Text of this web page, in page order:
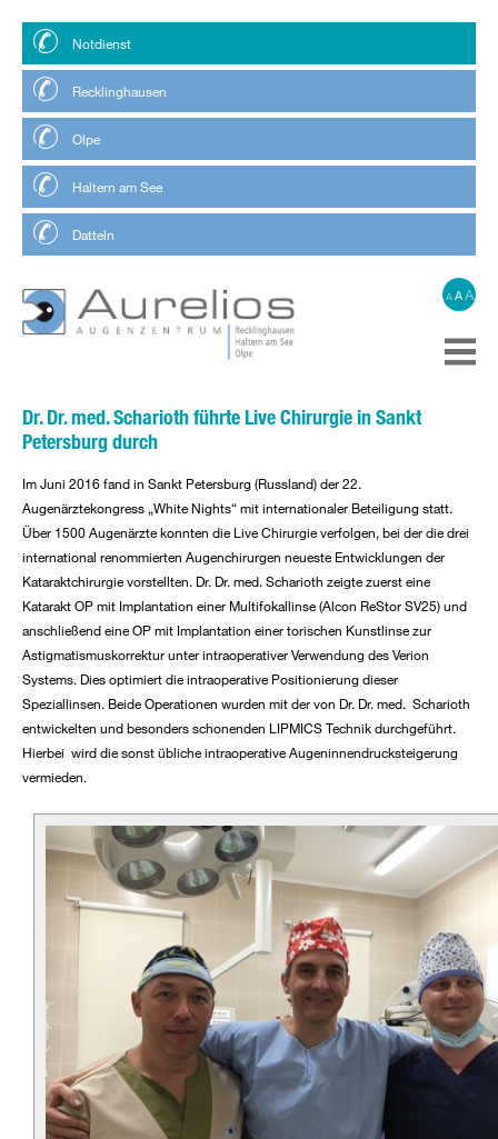
Notdienst
Recklinghausen
Olpe
Haltern am See
Datteln
A AA
Dr. Dr. med. Scharioth führte Live Chirurgie in Sankt
Petersburg durch
Im Juni 2016 fand in Sankt Petersburg (Russland) der 22.
Augenärztekongress „White Nights“ mit internationaler Beteiligung statt.
Über 1500 Augenärzte konnten die Live Chirurgie verfolgen, bei der die drei
international renommierten Augenchirurgen neueste Entwicklungen der
Kataraktchirurgie vorstellten. Dr. Dr. med. Scharioth zeigte zuerst eine
Katarakt OP mit Implantation einer Multifokallinse (Alcon ReStor SV25) und
anschließend eine OP mit Implantation einer torischen Kunstlinse zur
Astigmatismuskorrektur unter intraoperativer Verwendung des Verion
Systems. Dies optimiert die intraoperative Positionierung dieser
Speziallinsen. Beide Operationen wurden mit der von Dr. Dr. med. Scharioth
entwickelten und besonders schonenden LIPMICS Technik durchgeführt.
Hierbei wird die sonst übliche intraoperative Augeninnendrucksteigerung
vermieden.